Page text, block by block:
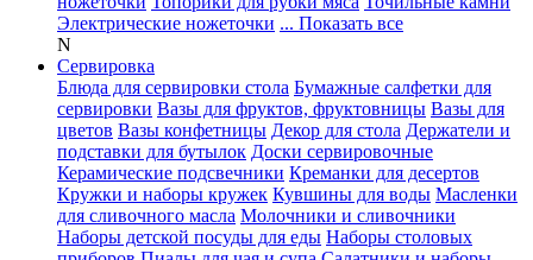
Электрические ножеточки ... Показать все
N
Сервировка
Блюда для сервировки стола Бумажные салфетки для
сервировки Вазы для фруктов, фруктовницы Вазы для
цветов Вазы конфетницы Декор для стола Держатели и
подставки для бутылок Доски сервировочные
Керамические подсвечники Креманки для десертов
Кружки и наборы кружек Кувшины для воды Масленки
для сливочного масла Молочники и сливочники
Наборы детской посуды для еды Наборы столовых